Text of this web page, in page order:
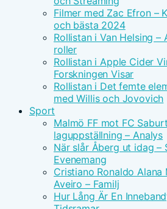
Filmer med Zac Efron –
och bästa 2024
Rollistan i Van Helsing –
roller
Rollistan i Apple Cider
Forskningen Visar
Rollistan i Det femte
med Willis och Jovovich
Sport
Malmö FF mot FC
laguppställning – Analys
När slår Åberg ut idag –
Evenemang
Cristiano Ronaldo
Aveiro – Familj
Hur Lång Är En